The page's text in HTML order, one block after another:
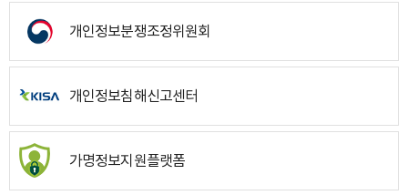
개인정보분쟁조정위원회
개인정보침해신고센터
가명정보지원플랫폼